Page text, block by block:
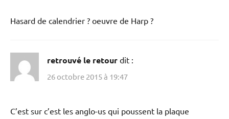
Hasard de calendrier ? oeuvre de Harp ?
retrouvé le retour dit :
26 octobre 2015 à 19:47
C’est sur c’est les anglo-us qui poussent la plaque